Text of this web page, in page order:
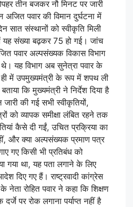
तीन बजकर नौ मिनट पर जारी
अजित पवार की विमान दुर्घटना में
सात संस्थानों को स्वीकृति मिली
संख्या बढ़कर 75 हो गई। जांच
पवार अल्पसंख्यक विकास विभाग
थे। यह विभाग अब सुनेत्रा पवार के
ही में उपमुख्यमंत्री के रूप में शपथ ली
कि मुख्यमंत्री ने निर्देश दिया है
की गई सभी स्वीकृतियों,
को व्यापक समीक्षा लंबित रहने तक
कैसे दी गईं, उचित प्रक्रिया का
और क्या अल्पसंख्यक प्रमाण पत्र
गए किसी भी प्रतिबंध को
गया था, यह पता लगाने के लिए
दिए गए हैं। राष्ट्रवादी कांग्रेस
नेता रोहित पवार ने कहा कि शिक्षण
पर रोक लगाना पर्याप्त नहीं है